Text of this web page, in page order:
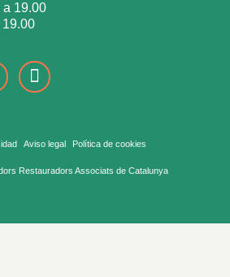
a 19.00
Aviso legal Política de cookies
Restauradors Associats de Catalunya